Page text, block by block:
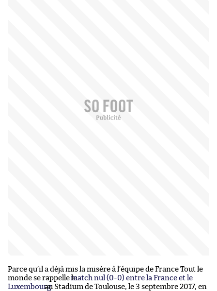
Parce qu’il a déjà mis la misère à l’équipe de France Tout le
monde se rappelle lematch nul (0-0) entre la France et le
Luxembourgau Stadium de Toulouse, le 3 septembre 2017, en